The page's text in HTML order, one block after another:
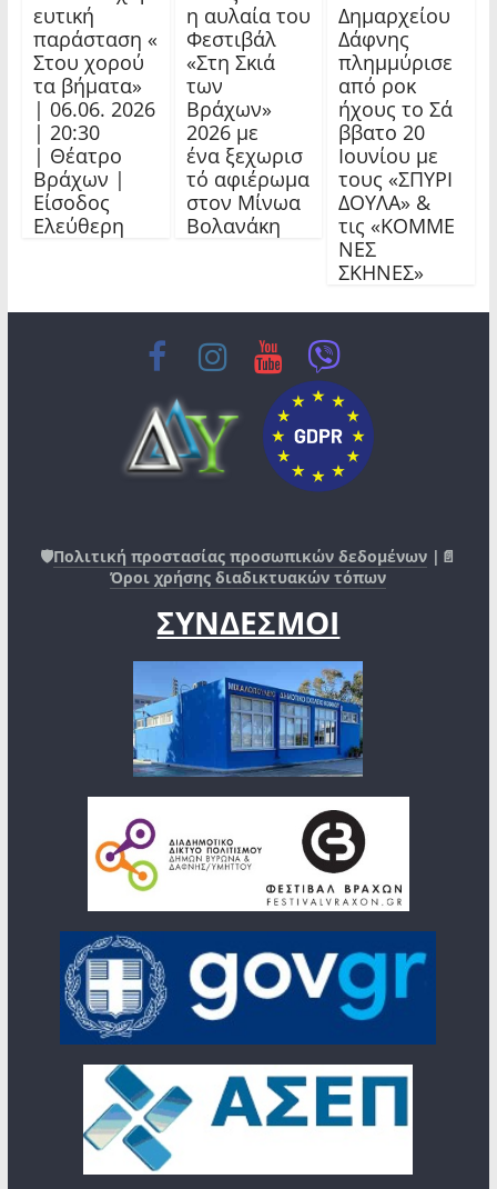
ευτική
παράσταση «
Στου χορού
τα βήματα»
| 06.06. 2026
| 20:30
| Θέατρο
Βράχων |
Είσοδος
Ελεύθερη
η αυλαία του
Φεστιβάλ
«Στη Σκιά
των
Βράχων»
2026 με
ένα ξεχωρισ
τό αφιέρωμα
στον Μίνωα
Βολανάκη
Δημαρχείου
Δάφνης
πλημμύρισε
από ροκ
ήχους το Σά
ββατο 20
Ιουνίου με
τους «ΣΠΥΡΙ
ΔΟΥΛΑ» &
τις «ΚΟΜΜΕ
ΝΕΣ
ΣΚΗΝΕΣ»
🛡️Πολιτική προστασίας προσωπικών δεδομένων |📄
Όροι χρήσης διαδικτυακών τόπων
ΣΥΝΔΕΣΜΟΙ